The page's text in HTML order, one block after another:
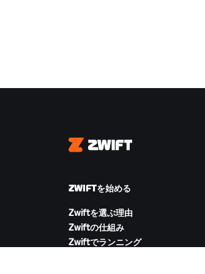
Zwift
ZWIFTを始める
Zwiftを選ぶ理由
Zwiftの仕組み
Zwiftでランニング